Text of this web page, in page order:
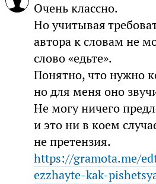
Очень классно.
Но учитывая
автора к словам не
слово «едьте».
Понятно, что нужно
но для меня оно
Не могу ничего
и это ни в коем
не претензия.
https://gramota.me/
ezzhayte-kak-